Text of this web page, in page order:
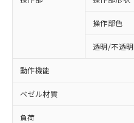
操作部色
透明/不透明
動作機能
ベゼル材質
負荷